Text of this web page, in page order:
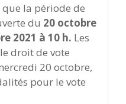
la période de
du 20 octobre
2021 à 10 h. Les
droit de vote
20 octobre,
pour le vote